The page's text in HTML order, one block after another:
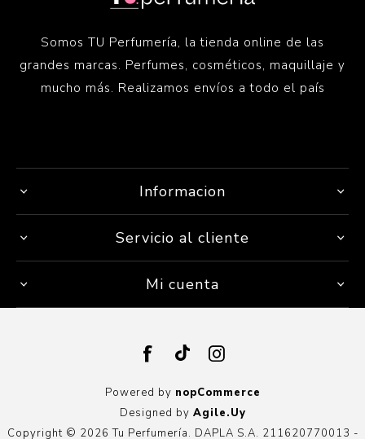
Somos TU Perfumería, la tienda online de las
grandes marcas. Perfumes, cosméticos, maquillaje y
mucho más. Realizamos envíos a todo el país
Informacion
Servicio al cliente
Mi cuenta
Powered by nopCommerce
Designed by Agile.Uy
Copyright © 2026 Tu Perfumería. DAPLA S.A. 211620770013 -